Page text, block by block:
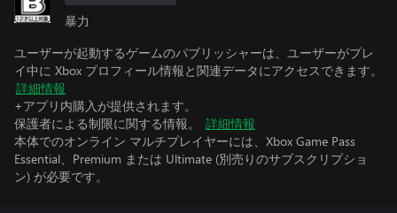
暴力
ユーザーが起動するゲームのパブリッシャーは、ユーザーがプレ
イ中に Xbox プロフィール情報と関連データにアクセスできます。
詳細情報
+アプリ内購入が提供されます。
保護者による制限に関する情報。
詳細情報
本体でのオンライン マルチプレイヤーには、Xbox Game Pass
Essential、Premium または Ultimate (別売りのサブスクリプショ
ン) が必要です。